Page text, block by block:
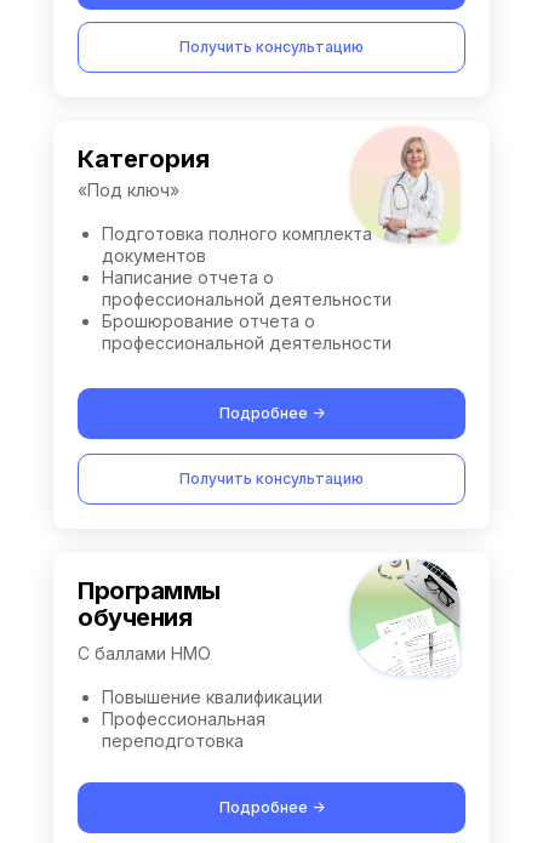
Категория
Подробнее ->
Получить консультацию
«Под ключ»
Подготовка полного комплекта
документов
Написание отчета о
профессиональной деятельности
Брошюрование отчета о
профессиональной деятельности
Получить консультацию
Программы
обучения
Подробнее ->
С баллами НМО
Повышение квалификации
Профессиональная
переподготовка